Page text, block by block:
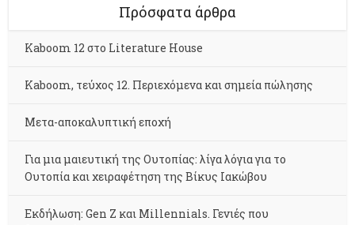
Πρόσφατα άρθρα
Kaboom 12 στο Literature House
Kaboom, τεύχος 12. Περιεχόμενα και σημεία πώλησης
Μετα-αποκαλυπτική εποχή
Για μια μαιευτική της Ουτοπίας: λίγα λόγια για το
Ουτοπία και χειραφέτηση της Βίκυς Ιακώβου
Εκδήλωση: Gen Z και Millennials. Γενιές που